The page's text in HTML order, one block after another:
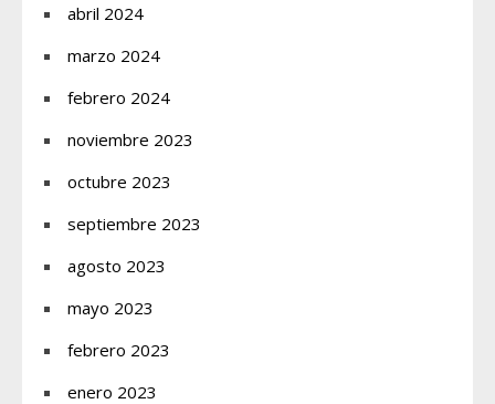
abril 2024
marzo 2024
febrero 2024
noviembre 2023
octubre 2023
septiembre 2023
agosto 2023
mayo 2023
febrero 2023
enero 2023